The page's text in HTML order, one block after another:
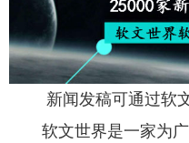
新闻发稿可通过软文
软文世界是一家为广